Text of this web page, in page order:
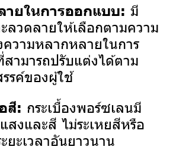
ายในการออกแบบ: มี
วดลายให้เลือกตามความ
ความหลากหลายในการ
ามารถปรับแต่งได้ตาม
รค์ของผู้ใช้
สี: กระเบื้องพอร์ซเลนมี
งและสี ไม่ระเหยสีหรือ
ยะเวลาอันยาวนาน